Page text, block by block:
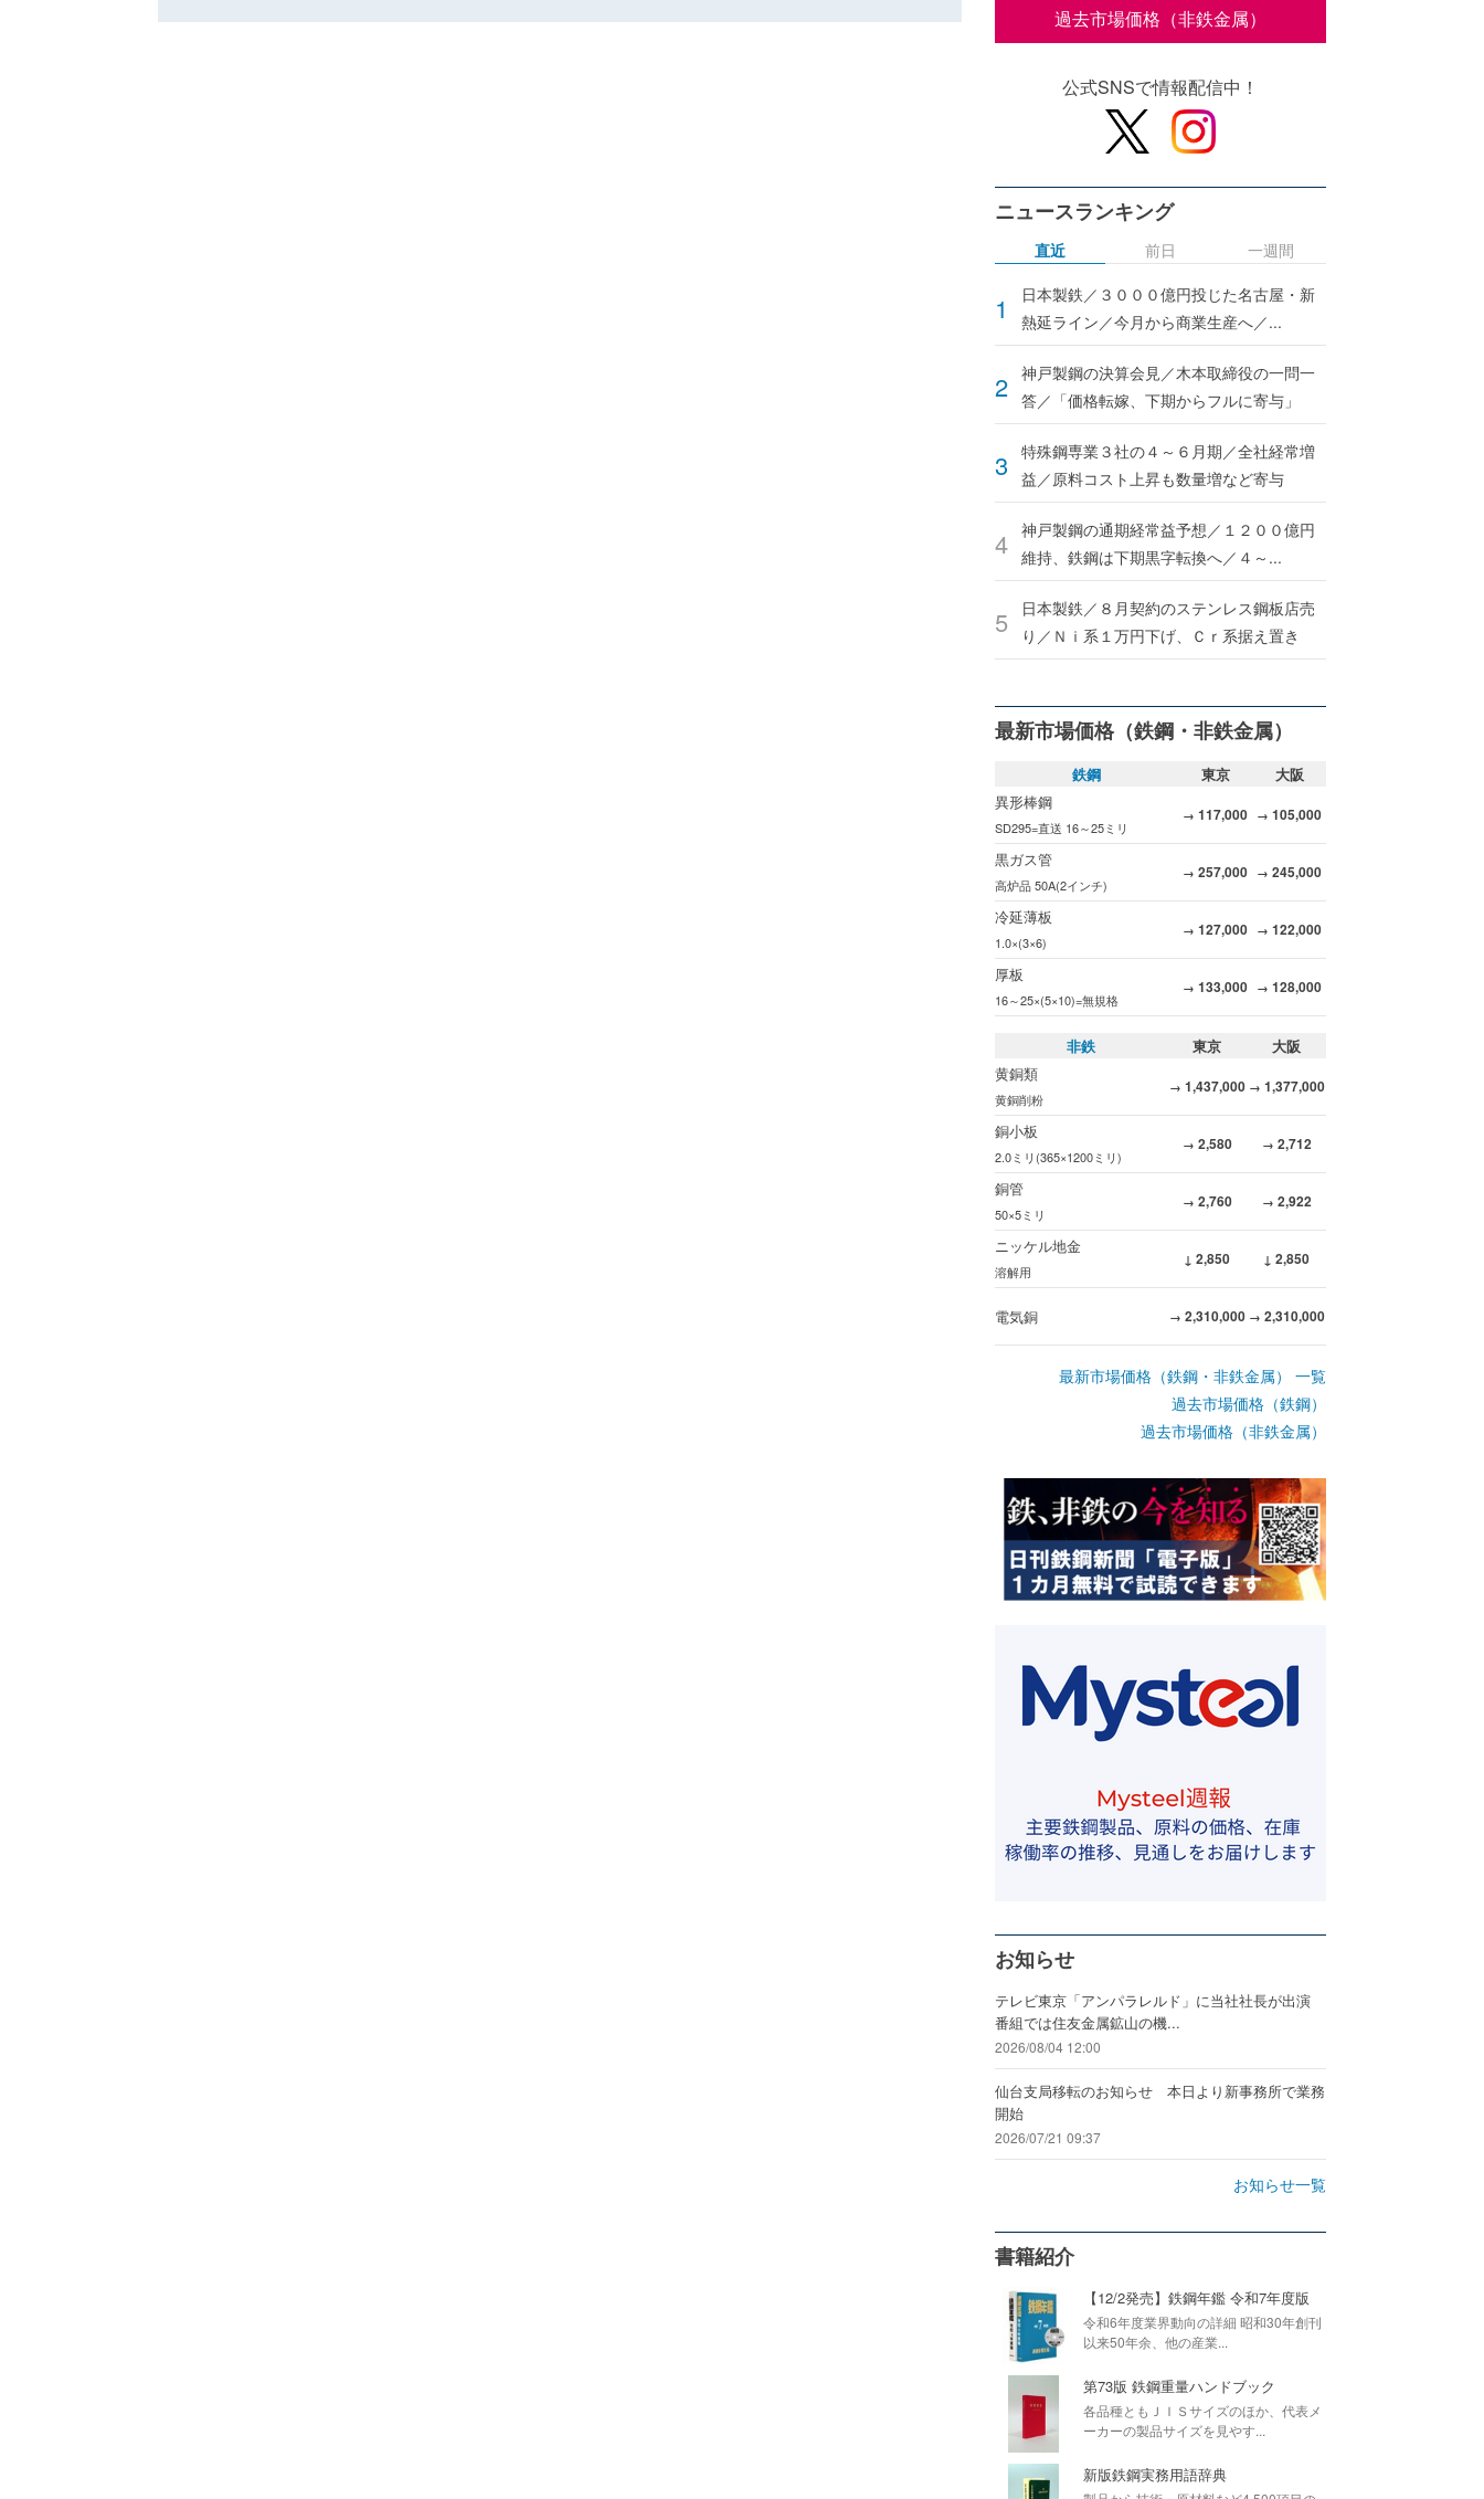
過去市場価格（非鉄金属）
公式SNSで情報配信中！
ニュースランキング
直近
日本製鉄／３０００億円投じた名古屋・新
熱延ライン／今月から商業生産へ／...
神戸製鋼の決算会見／木本取締役の一問一
答／「価格転嫁、下期からフルに寄与」
特殊鋼専業３社の４～６月期／全社経常増
益／原料コスト上昇も数量増など寄与
神戸製鋼の通期経常益予想／１２００億円
維持、鉄鋼は下期黒字転換へ／４～...
日本製鉄／８月契約のステンレス鋼板店売
り／Ｎｉ系１万円下げ、Ｃｒ系据え置き
前日 一週間
最新市場価格（鉄鋼・非鉄金属）
鉄鋼 東京
大阪
異形棒鋼
SD295=直送 16～25ミリ
→ 117,000 → 105,000
黒ガス管
高炉品 50A(2インチ)
→ 257,000 → 245,000
冷延薄板
1.0×(3×6)
→ 127,000 → 122,000
厚板
16～25×(5×10)=無規格
→ 133,000 → 128,000
非鉄 東京
大阪
黄銅類
黄銅削粉
→ 1,437,000 → 1,377,000
銅小板
2.0ミリ(365×1200ミリ)
→ 2,580 → 2,712
銅管
50×5ミリ
→ 2,760 → 2,922
ニッケル地金
溶解用
↓ 2,850 ↓ 2,850
電気銅 → 2,310,000 → 2,310,000
最新市場価格（鉄鋼・非鉄金属） 一覧
過去市場価格（鉄鋼）
過去市場価格（非鉄金属）
お知らせ
テレビ東京「アンパラレルド」に当社社長が出演
番組では住友金属鉱山の機...
2026/08/04 12:00
仙台支局移転のお知らせ 本日より新事務所で業務
開始
2026/07/21 09:37
お知らせ一覧
書籍紹介
【12/2発売】鉄鋼年鑑 令和7年度版
令和6年度業界動向の詳細 昭和30年創刊
以来50年余、他の産業...
第73版 鉄鋼重量ハンドブック
各品種ともＪＩＳサイズのほか、代表メ
ーカーの製品サイズを見やす...
新版鉄鋼実務用語辞典